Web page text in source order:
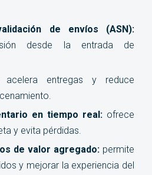
de envíos (ASN):
desde la entrada de
acelera entregas y reduce
en tiempo real:ofrece
y evita pérdidas.
de valor agregado:permite
y mejorar la experiencia del